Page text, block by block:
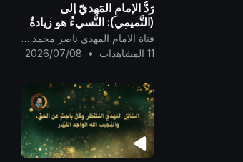
رَدُّ الإمامِ المَهديّ إلى
(التَّميمي): النَّسيءُ هو زيادةٌ
في الكُفْر ..
قناة الامام المهدي ناصر محمد اليماني
11 المشاهدات
•
2026/07/08